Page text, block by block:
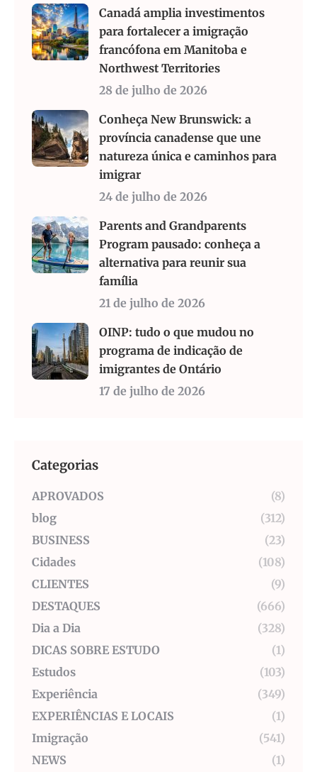
Canadá amplia investimentos
para fortalecer a imigração
francófona em Manitoba e
Northwest Territories
28 de julho de 2026
Conheça New Brunswick: a
província canadense que une
natureza única e caminhos para
imigrar
24 de julho de 2026
Parents and Grandparents
Program pausado: conheça a
alternativa para reunir sua
família
21 de julho de 2026
OINP: tudo o que mudou no
programa de indicação de
imigrantes de Ontário
17 de julho de 2026
Categorias
APROVADOS
(8)
blog
(312)
BUSINESS
(23)
Cidades
(108)
CLIENTES
(9)
DESTAQUES
(666)
Dia a Dia
(328)
DICAS SOBRE ESTUDO
(1)
Estudos
(103)
Experiência
(349)
EXPERIÊNCIAS E LOCAIS
(1)
Imigração
(541)
NEWS
(1)